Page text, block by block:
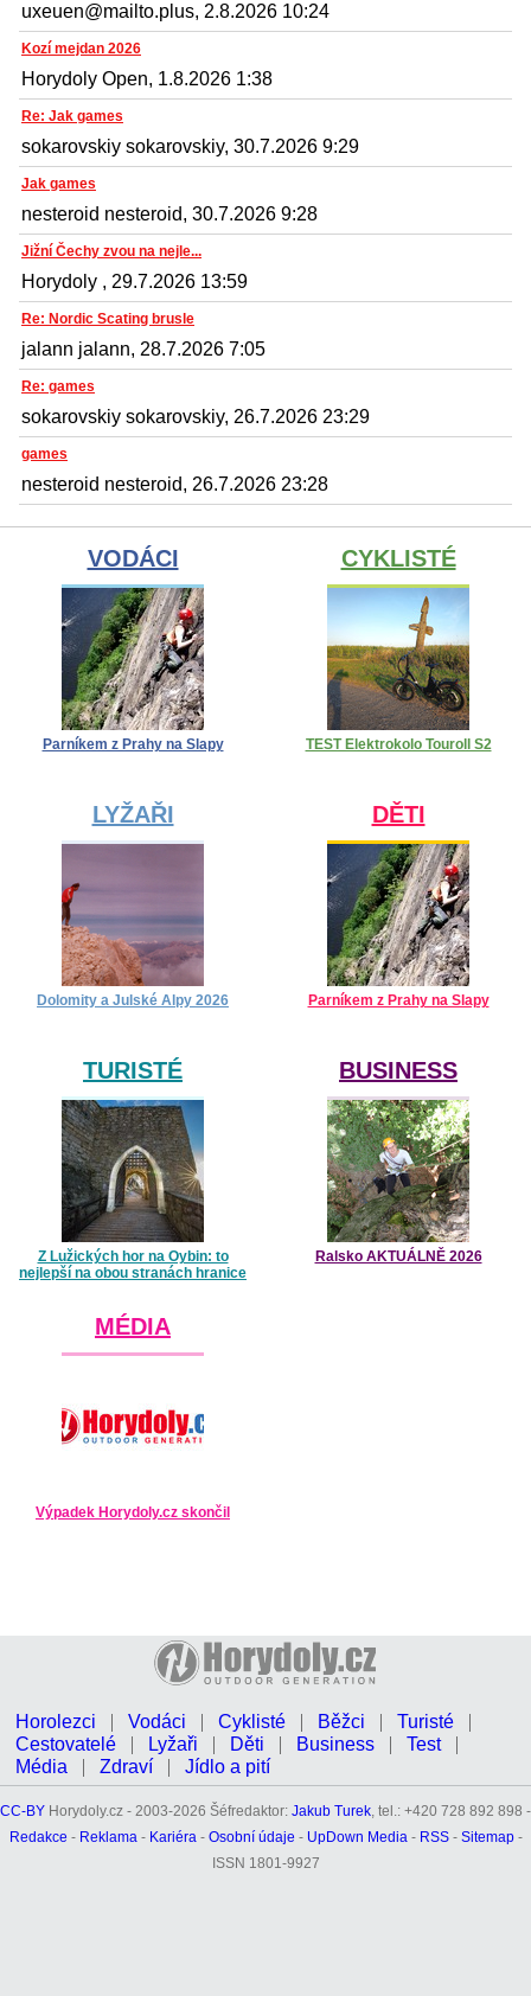
uxeuen@mailto.plus, 2.8.2026 10:24
Kozí mejdan 2026
Horydoly Open, 1.8.2026 1:38
Re: Jak games
sokarovskiy sokarovskiy, 30.7.2026 9:29
Jak games
nesteroid nesteroid, 30.7.2026 9:28
Jižní Čechy zvou na nejle...
Horydoly , 29.7.2026 13:59
Re: Nordic Scating brusle
jalann jalann, 28.7.2026 7:05
Re: games
sokarovskiy sokarovskiy, 26.7.2026 23:29
games
nesteroid nesteroid, 26.7.2026 23:28
VODÁCI
Parníkem z Prahy na Slapy
CYKLISTÉ
TEST Elektrokolo Touroll S2
LYŽAŘI
Dolomity a Julské Alpy 2026
DĚTI
Parníkem z Prahy na Slapy
TURISTÉ
Z Lužických hor na Oybin: to
nejlepší na obou stranách hranice
BUSINESS
Ralsko AKTUÁLNĚ 2026
MÉDIA
Výpadek Horydoly.cz skončil
Horolezci Vodáci Cyklisté Běžci
Turisté
Cestovatelé
Lyžaři Děti Business
Test
Média
Zdraví Jídlo a pití
CC-BY Horydoly.cz - 2003-2026 Šéfredaktor: Jakub Turek, tel.: +420 728 892 898 -
Redakce - Reklama- Kariéra- Osobní údaje - UpDown Media- RSS- Sitemap-
ISSN 1801-9927